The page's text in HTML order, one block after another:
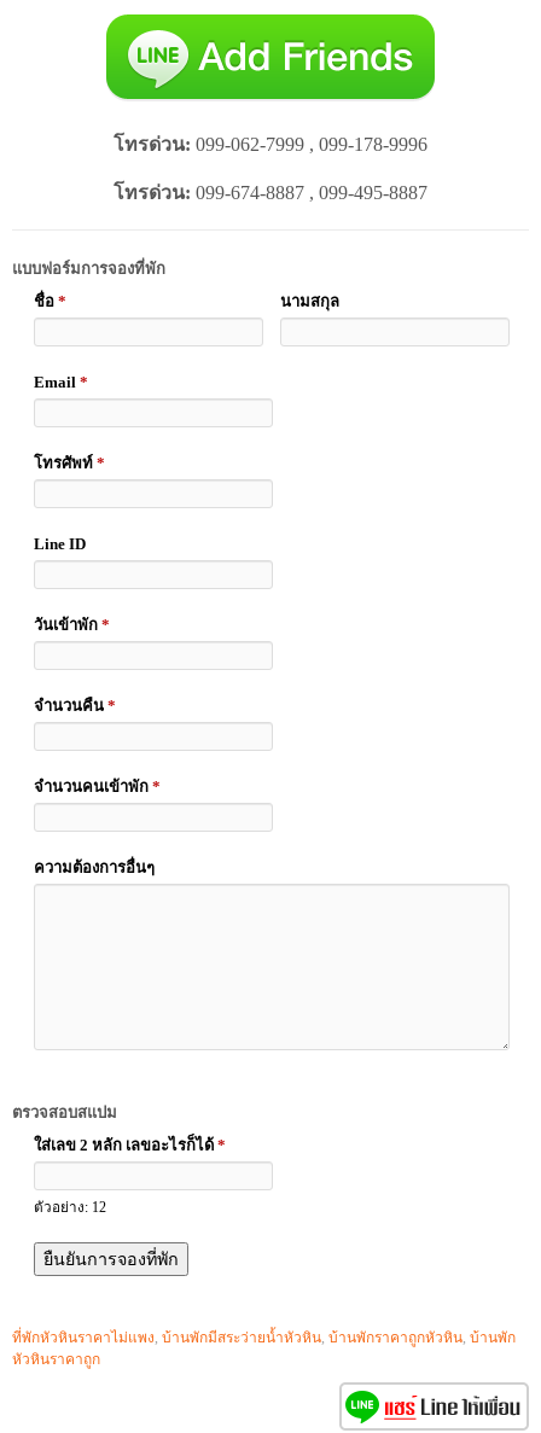
โทรด่วน: 099-062-7999 , 099-178-9996
โทรด่วน: 099-674-8887 , 099-495-8887
แบบฟอร์มการจองที่พัก
ชื่อ * นามสกุล
Email *
โทรศัพท์ *
Line ID
วันเข้าพัก *
จำนวนคืน *
จำนวนคนเข้าพัก *
ความต้องการอื่นๆ
ตรวจสอบสแปม
ใส่เลข 2 หลัก เลขอะไรก็ได้ *
ตัวอย่าง: 12
ที่พักหัวหินราคาไม่แพง, บ้านพักมีสระว่ายน้ำหัวหิน, บ้านพักราคาถูกหัวหิน, บ้านพัก
หัวหินราคาถูก